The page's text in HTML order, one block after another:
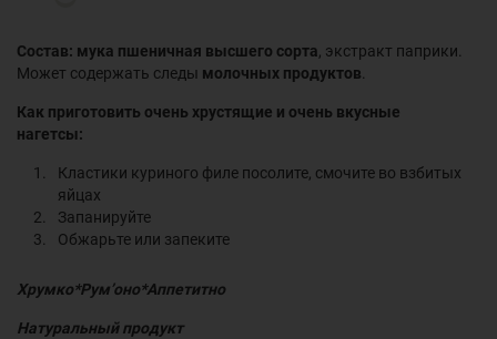
Состав: мука пшеничная высшего сорта , экстракт паприки.
Может содержать следы молочных продуктов
Как приготовить очень хрустящие и очень вкусные
нагетсы:
Кластики куриного филе посолите, смочите во взбитых
яйцах
Запанируйте
Обжарьте или запеките
Хрумко*Рум’оно*Аппетитно
Натуральный продукт